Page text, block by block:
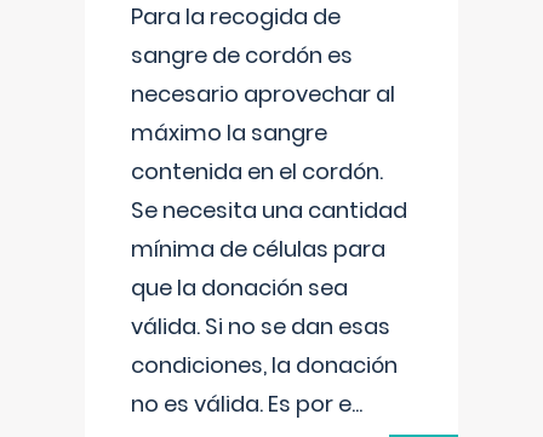
Para la recogida de
sangre de cordón es
necesario aprovechar al
máximo la sangre
contenida en el cordón.
Se necesita una cantidad
mínima de células para
que la donación sea
válida. Si no se dan esas
condiciones, la donación
no es válida. Es por e...